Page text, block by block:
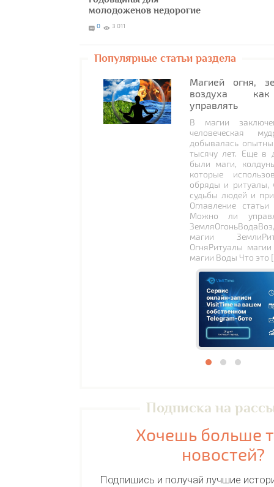
молодоженов недорогие
0 3 011
Популярные статьи раздела
Магией огня,
воздуха
управлять
В магии
человеческая
добывалась
тысячу лет. Еще в
были маги,
которые
обряды и ритуалы,
судьбы людей и
Оглавление
Можно ли
магии
ОгняРитуалы
магии Воды Что это
Подписка на
Хочешь больше
новостей?
Подпишись и получай лучшие